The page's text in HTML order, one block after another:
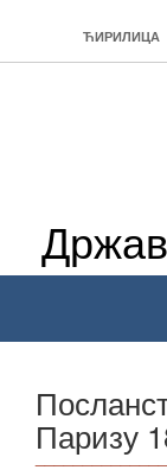
ЋИРИЛИЦА
Паризу
______________